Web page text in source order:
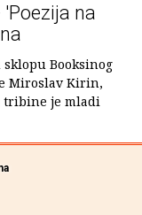
na
Booksinog
Miroslav Kirin,
tribine je mladi